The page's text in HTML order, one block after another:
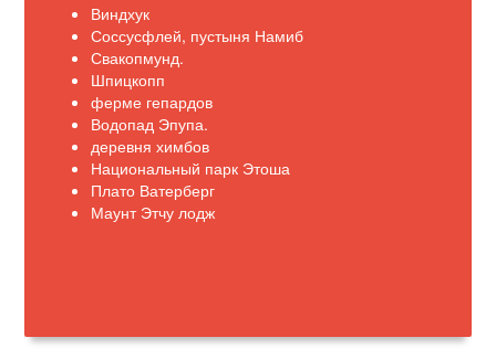
Виндхук
Соссусфлей, пустыня Намиб
Свакопмунд.
Шпицкопп
ферме гепардов
Водопад Эпупа.
деревня химбов
Национальный парк Этоша
Плато Ватерберг
Маунт Этчу лодж